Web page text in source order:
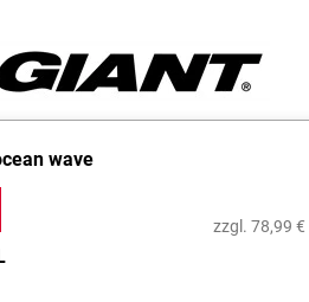
zzgl. 78,99 €
wave